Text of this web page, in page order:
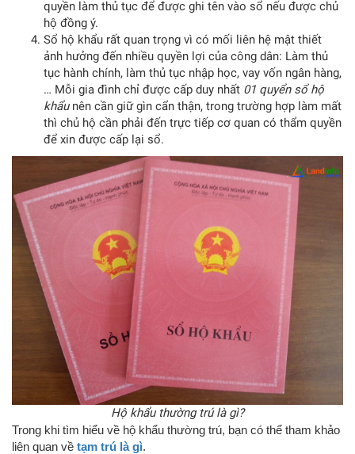
quyền làm thủ tục để được ghi tên vào sổ nếu được chủ
hộ đồng ý.
Sổ hộ khẩu rất quan trọng vì có mối liên hệ mật thiết
ảnh hưởng đến nhiều quyền lợi của công dân: Làm thủ
tục hành chính, làm thủ tục nhập học, vay vốn ngân hàng,
… Mỗi gia đình chỉ được cấp duy nhất 01 quyển sổ hộ
khẩunên cần giữ gìn cẩn thận, trong trường hợp làm mất
thì chủ hộ cần phải đến trực tiếp cơ quan có thẩm quyền
để xin được cấp lại sổ.
Hộ khẩu thường trú là gì?
Trong khi tìm hiểu về hộ khẩu thường trú, bạn có thể tham khảo
liên quan về tạm trú là gì.